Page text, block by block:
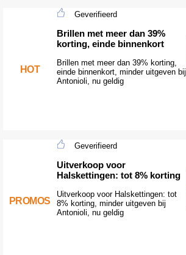
HOT
Geverifieerd
Brillen met meer dan 39%
korting, einde binnenkort
Brillen met meer dan 39% korting,
einde binnenkort, minder uitgeven bij
Antonioli, nu geldig
PROMOS
Geverifieerd
Uitverkoop voor
Halskettingen: tot 8% korting
Uitverkoop voor Halskettingen: tot
8% korting, minder uitgeven bij
Antonioli, nu geldig